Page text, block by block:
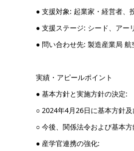
● 支援対象: 起業家・経営者、
● 支援ステージ: シード、アー
● 問い合わせ先: 製造産業局
実績・アピールポイント
● 基本方針と実施方針の決定:
○ 2024年4月26日に基本方針及
○ 今後、関係法令および基本方
● 産学官連携の強化: